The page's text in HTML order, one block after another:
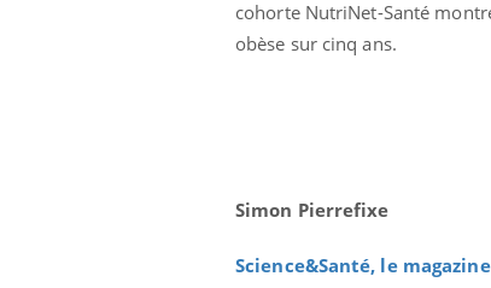
cohorte NutriNet-Santé
obèse sur cinq ans.
Simon Pierrefixe
Science&Santé, le